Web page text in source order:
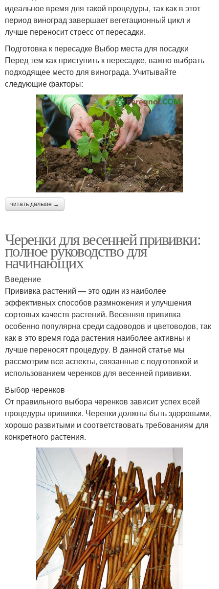
идеальное время для такой процедуры, так как в этот
период виноград завершает вегетационный цикл и
лучше переносит стресс от пересадки.
Подготовка к пересадке Выбор места для посадки
Перед тем как приступить к пересадке, важно выбрать
подходящее место для винограда. Учитывайте
следующие факторы:
читать дальше →
Черенки для весенней прививки:
полное руководство для
начинающих
Введение
Прививка растений — это один из наиболее
эффективных способов размножения и улучшения
сортовых качеств растений. Весенняя прививка
особенно популярна среди садоводов и цветоводов, так
как в это время года растения наиболее активны и
лучше переносят процедуру. В данной статье мы
рассмотрим все аспекты, связанные с подготовкой и
использованием черенков для весенней прививки.
Выбор черенков
От правильного выбора черенков зависит успех всей
процедуры прививки. Черенки должны быть здоровыми,
хорошо развитыми и соответствовать требованиям для
конкретного растения.